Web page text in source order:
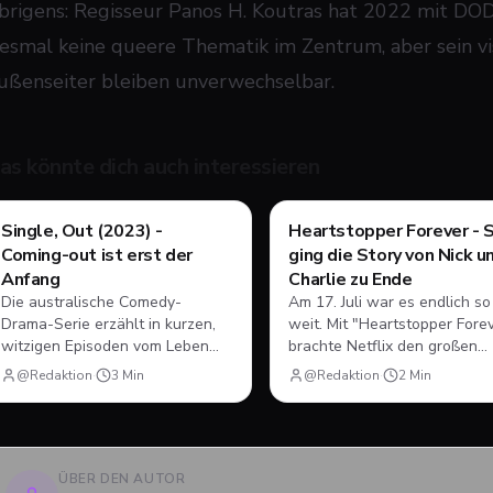
Regisseur Panos H. Koutras hat 2022 mit
keine queere Thematik im Zentrum, aber sein
bleiben unverwechselbar.
Filme & Serien
Single, Out (2023) -
Coming-out ist erst der
Anfang
Die australische Comedy-
Drama-Serie erzählt in kurzen,
witzigen Episoden vom Leben
des jungen Adam, der nach
seinem Coming-out und dem
neuen Vorzeichen funktionieren.
@Redaktion· 3 Min
Filme & Serien
Heartstopper Forever -
ging die Story von Nick
Charlie zu Ende
Am 17. Juli war es endlich so
weit. Mit "Heartstopper
brachte Netflix den großen
Abschluss der gefeierten
queeren Coming-of-Age-Serie
@Redaktion· 2 Min
ÜBER DEN AUTOR